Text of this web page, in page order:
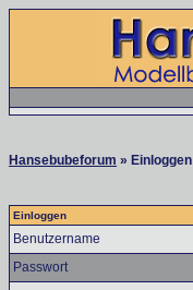
Hansebubeforum » Einloggen
Einloggen
Benutzername
Passwort